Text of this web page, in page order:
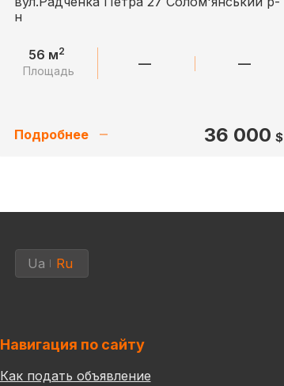
н
56 м2
Площадь — —
Подробнее 36 000 $
Ua Ru
Навигация по сайту
Как подать объявление